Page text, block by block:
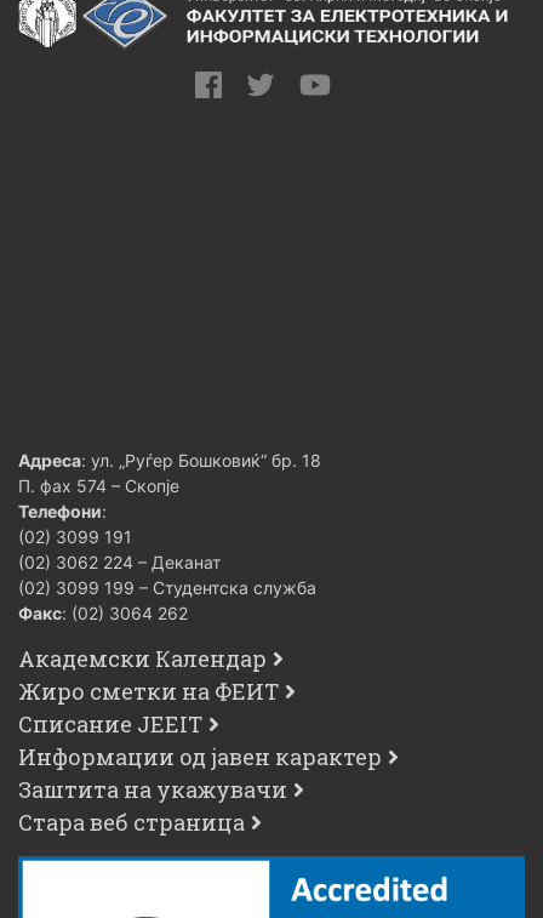
Адреса: ул. „Руѓер Бошковиќ“ бр. 18
П. фах 574 – Скопје
Телефони:
(02) 3099 191
(02) 3062 224 – Деканат
(02) 3099 199 – Студентска служба
Факс: (02) 3064 262
Академски Календар
Жиро сметки на ФЕИТ
Списание JEEIT
Информации од јавен карактер
Заштита на укажувачи
Стара веб страница